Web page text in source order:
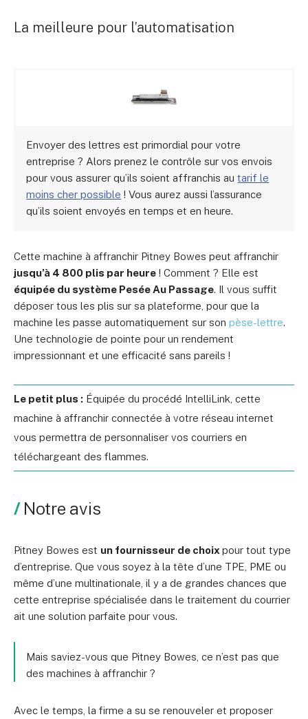
La meilleure pour l’automatisation
Envoyer des lettres est primordial pour votre
entreprise ? Alors prenez le contrôle sur vos envois
pour vous assurer qu’ils soient affranchis autarif le
moins cher possible ! Vous aurez aussi l’assurance
qu’ils soient envoyés en temps et en heure.
Cette machine à affranchir Pitney Bowes peut affranchir
jusqu’à 4 800 plis par heure ! Comment ? Elle est
équipée du système Pesée Au Passage. Il vous suffit
déposer tous les plis sur sa plateforme, pour que la
machine les passe automatiquement sur son pèse-lettre.
Une technologie de pointe pour un rendement
impressionnant et une efficacité sans pareils !
Le petit plus : Équipée du procédé IntelliLink, cette
machine à affranchir connectée à votre réseau internet
vous permettra de personnaliser vos courriers en
téléchargeant des flammes.
Notre avis
Pitney Bowes est un fournisseur de choix pour tout type
d’entreprise. Que vous soyez à la tête d’une TPE, PME ou
même d’une multinationale, il y a de grandes chances que
cette entreprise spécialisée dans le traitement du courrier
ait une solution parfaite pour vous.
Mais saviez-vous que Pitney Bowes, ce n’est pas que
des machines à affranchir ?
Avec le temps, la firme a su se renouveler et proposer